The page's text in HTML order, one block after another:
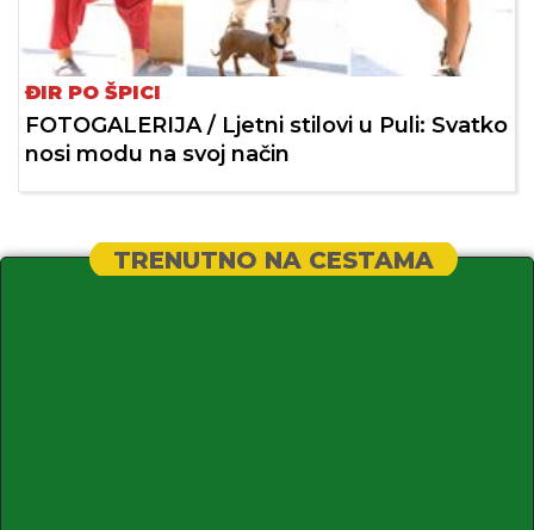
ĐIR PO ŠPICI
FOTOGALERIJA / Ljetni stilovi u Puli: Svatko
nosi modu na svoj način
TRENUTNO NA CESTAMA